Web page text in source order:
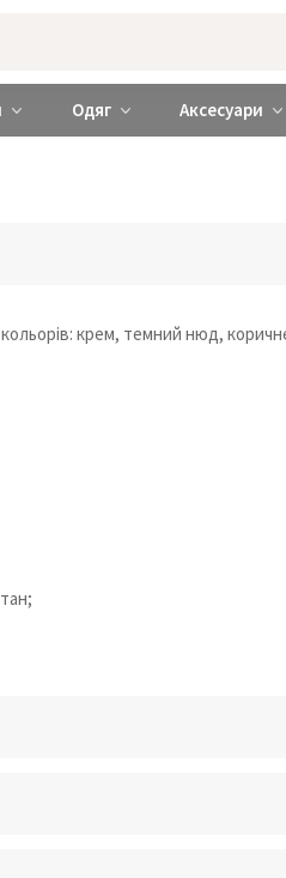
білизну ❤️ brabrabra ❤️ Київ та
Одяг Аксесуари
крем, темний нюд,